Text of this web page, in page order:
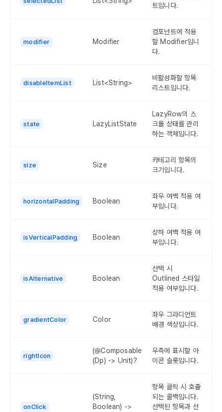
트입니다.
modifier Modifier
컴포넌트에 적용
할 Modifier입니
다.
disableItemList List<String>
비활성화할 항목
리스트입니다.
state LazyListState
LazyRow의 스
크롤 상태를 관리
하는 객체입니다.
size Size
카테고리 항목의
크기입니다.
horizontalPadding Boolean
좌우 여백 적용 여
부입니다.
isVerticalPadding Boolean
상하 여백 적용 여
부입니다.
isAlternative Boolean
선택 시
Outlined 스타일
적용 여부입니다.
gradientColor Color
좌우 그라디언트
배경 색상입니다.
rightIcon
(@Composable
(Dp) -> Unit)?
우측에 표시할 아
이콘 슬롯입니다.
onClick
(String,
Boolean) ->
항목 클릭 시 호출
되는 콜백입니다.
선택된 항목과 선